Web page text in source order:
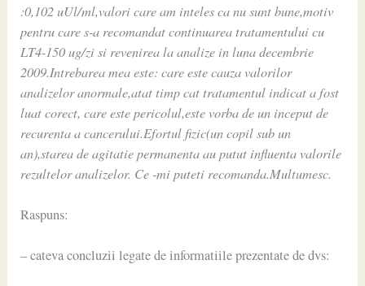
:0,102 uUl/ml,valori care am inteles ca nu sunt bune,motiv
pentru care s-a recomandat continuarea tratamentului cu
LT4-150 ug/zi si revenirea la analize in luna decembrie
2009.Intrebarea mea este: care este cauza valorilor
analizelor anormale,atat timp cat tratamentul indicat a fost
luat corect, care este pericolul,este vorba de un inceput de
recurenta a cancerului.Efortul fizic(un copil sub un
an),starea de agitatie permanenta au putut influenta valorile
rezultelor analizelor. Ce -mi puteti recomanda.Multumesc.
Raspuns:
– cateva concluzii legate de informatiile prezentate de dvs: